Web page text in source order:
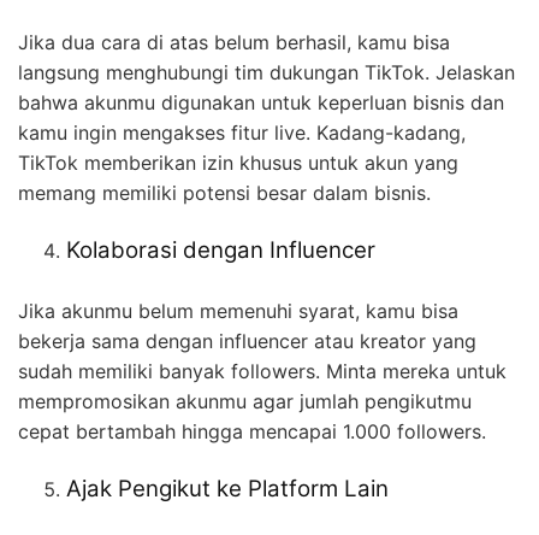
Jika dua cara di atas belum berhasil, kamu bisa
langsung menghubungi tim dukungan TikTok. Jelaskan
bahwa akunmu digunakan untuk keperluan bisnis dan
kamu ingin mengakses fitur live. Kadang-kadang,
TikTok memberikan izin khusus untuk akun yang
memang memiliki potensi besar dalam bisnis.
Kolaborasi dengan Influencer
Jika akunmu belum memenuhi syarat, kamu bisa
bekerja sama dengan influencer atau kreator yang
sudah memiliki banyak followers. Minta mereka untuk
mempromosikan akunmu agar jumlah pengikutmu
cepat bertambah hingga mencapai 1.000 followers.
Ajak Pengikut ke Platform Lain